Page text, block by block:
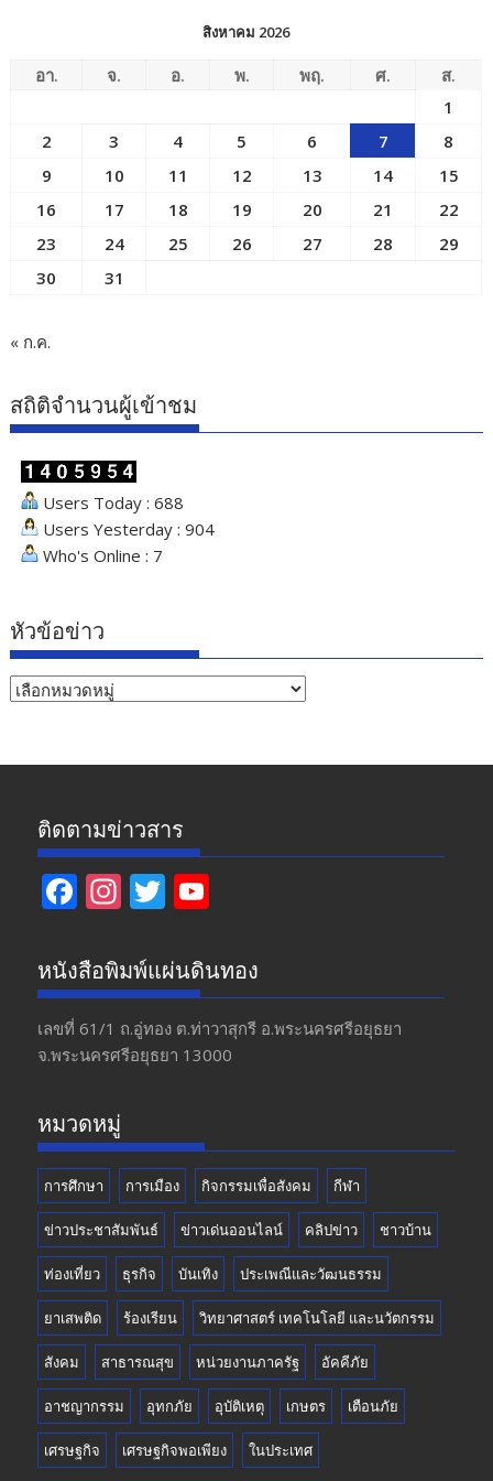
สิงหาคม 2026
อา. จ. อ. พ. พฤ. ศ.
ส.
1
2
3 4 5 6 7
8
9
10 11 12 13 14
15
16
17 18 19 20 21
22
23
24 25 26 27 28
29
30
31
« ก.ค.
สถิติจำนวนผู้เข้าชม
Users Today : 688
Users Yesterday : 904
Who's Online : 7
หัวข้อข่าว
หัวข้อ
ติดตามข่าวสาร
F
e
b
o
o
In
a
gr
a
m
T
itt
er
u
T
u
b
หนังสือพิมพ์แผ่นดินทอง
เลขที่ 61/1 ถ.อู่ทอง​ ต.​ท่าวาสุกรี​ อ.พระนครศรีอยุธยา​
จ.พระนครศรีอยุธยา 13000
หมวดหมู่
การศึกษา การเมือง กิจกรรมเพื่อสังคม กีฬา
ข่าวประชาสัมพันธ์ ข่าวเด่นออนไลน์ คลิปข่าว ชาวบ้าน
ท่องเที่ยว ธุรกิจ บันเทิง ประเพณีและวัฒนธรรม
ยาเสพติด ร้องเรียน วิทยาศาสตร์ เทคโนโลยี และนวัตกรรม
สังคม สาธารณสุข หน่วยงานภาครัฐ อัคคีภัย
อาชญากรรม อุทกภัย อุบัติเหตุ เกษตร เตือนภัย
เศรษฐกิจ เศรษฐกิจพอเพียง ในประเทศ